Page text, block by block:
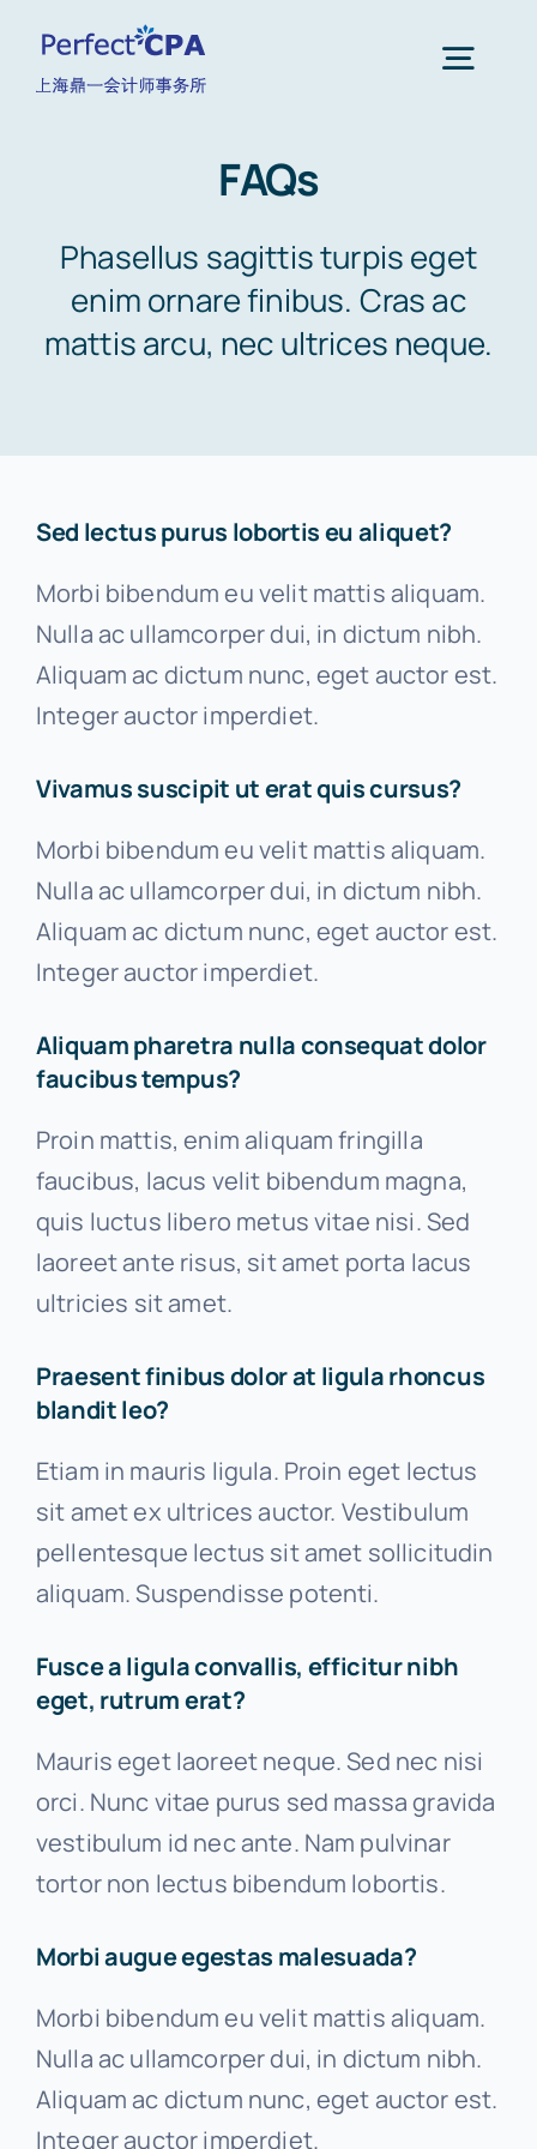
首页
关于我们
核心业务
联系我们
FAQs
Phasellus sagittis turpis eget
enim ornare finibus. Cras ac
mattis arcu, nec ultrices neque.
Sed lectus purus lobortis eu aliquet?
Morbi bibendum eu velit mattis aliquam.
Nulla ac ullamcorper dui, in dictum nibh.
Aliquam ac dictum nunc, eget auctor est.
Integer auctor imperdiet.
Vivamus suscipit ut erat quis cursus?
Morbi bibendum eu velit mattis aliquam.
Nulla ac ullamcorper dui, in dictum nibh.
Aliquam ac dictum nunc, eget auctor est.
Integer auctor imperdiet.
Aliquam pharetra nulla consequat dolor
faucibus tempus?
Proin mattis, enim aliquam fringilla
faucibus, lacus velit bibendum magna,
quis luctus libero metus vitae nisi. Sed
laoreet ante risus, sit amet porta lacus
ultricies sit amet.
Praesent finibus dolor at ligula rhoncus
blandit leo?
Etiam in mauris ligula. Proin eget lectus
sit amet ex ultrices auctor. Vestibulum
pellentesque lectus sit amet sollicitudin
aliquam. Suspendisse potenti.
Fusce a ligula convallis, efficitur nibh
eget, rutrum erat?
Mauris eget laoreet neque. Sed nec nisi
orci. Nunc vitae purus sed massa gravida
vestibulum id nec ante. Nam pulvinar
tortor non lectus bibendum lobortis.
Morbi augue egestas malesuada?
Morbi bibendum eu velit mattis aliquam.
Nulla ac ullamcorper dui, in dictum nibh.
Aliquam ac dictum nunc, eget auctor est.
Integer auctor imperdiet.